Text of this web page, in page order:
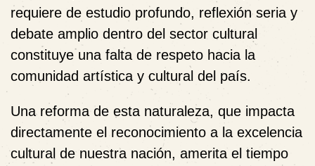
requiere de estudio profundo, reflexión seria y
debate amplio dentro del sector cultural
constituye una falta de respeto hacia la
comunidad artística y cultural del país.
Una reforma de esta naturaleza, que impacta
directamente el reconocimiento a la excelencia
cultural de nuestra nación, amerita el tiempo